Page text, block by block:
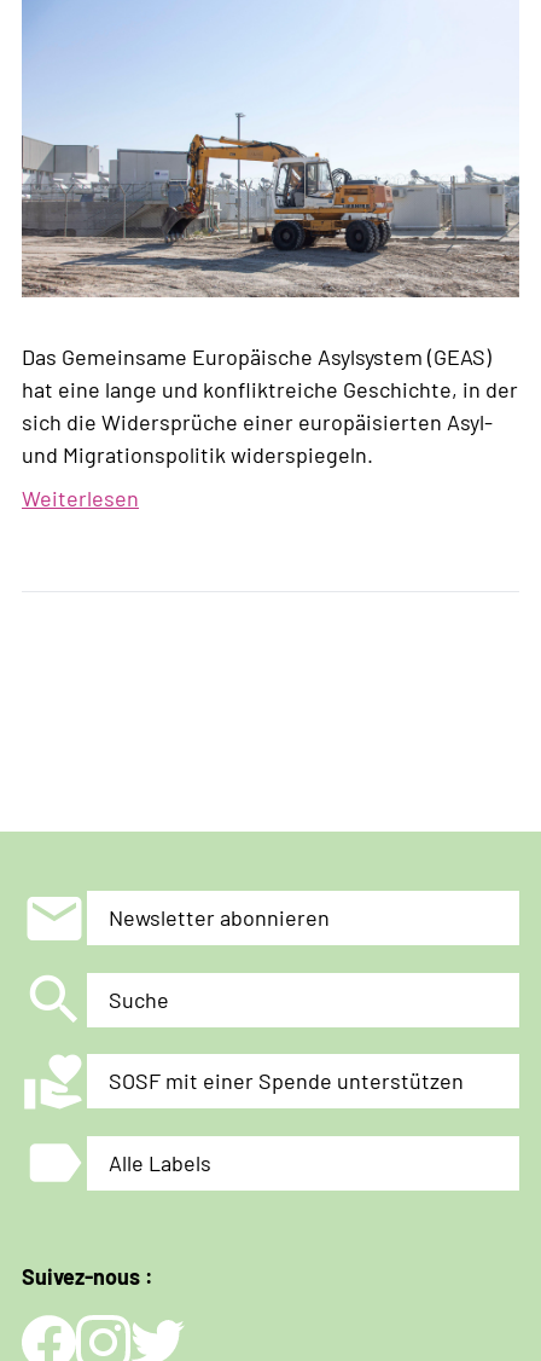
Das Gemeinsame Europäische Asylsystem (GEAS)
hat eine lange und konfliktreiche Geschichte, in der
sich die Widersprüche einer europäisierten Asyl-
und Migrationspolitik widerspiegeln.
Weiterlesen
Der
mail Newsletter abonnieren
search Suche
volunteer_activism SOSF mit einer Spende unterstützen
label Alle Labels
Suivez-nous :